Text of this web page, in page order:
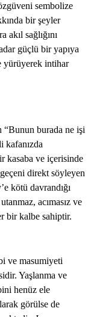
sembolize
bir şeyler
sağlığını
güçlü bir yapıya
yürüyerek intihar
burada ne işi
kafanızda
kasaba ve içerisinde
direkt söyleyen
kötü davrandığı
acımasız ve
bir kalbe sahiptir.
ve masumiyeti
Yaşlanma ve
henüz ele
görülse de